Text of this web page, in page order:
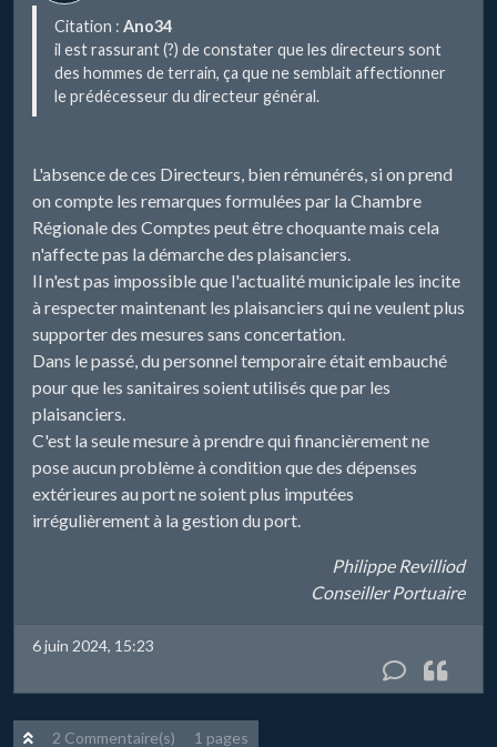
Citation : Ano34
il est rassurant (?) de constater que les directeurs sont
des hommes de terrain, ça que ne semblait affectionner
le prédécesseur du directeur général.
L'absence de ces Directeurs, bien rémunérés, si on prend
on compte les remarques formulées par la Chambre
Régionale des Comptes peut être choquante mais cela
n'affecte pas la démarche des plaisanciers.
Il n'est pas impossible que l'actualité municipale les incite
à respecter maintenant les plaisanciers qui ne veulent plus
supporter des mesures sans concertation.
Dans le passé, du personnel temporaire était embauché
pour que les sanitaires soient utilisés que par les
plaisanciers.
C'est la seule mesure à prendre qui financièrement ne
pose aucun problème à condition que des dépenses
extérieures au port ne soient plus imputées
irrégulièrement à la gestion du port.
Philippe Revilliod
Conseiller Portuaire
6 juin 2024, 15:23
2 Commentaire(s) 1 pages